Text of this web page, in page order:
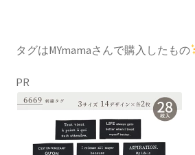
タグはMYmamaさんで購入したもの
PR